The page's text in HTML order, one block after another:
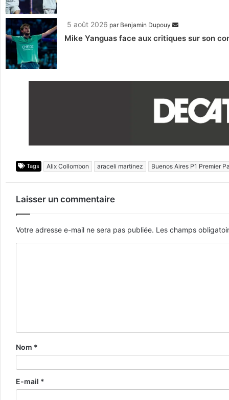
5 août 2026 par Benjamin Dupouy
Mike Yanguas face aux critiques sur son
Tags Alix Collombon araceli martinez Buenos Aires P1 Premier
Laisser un commentaire
Votre adresse e-mail ne sera pas publiée. Les champs
Nom *
E-mail *